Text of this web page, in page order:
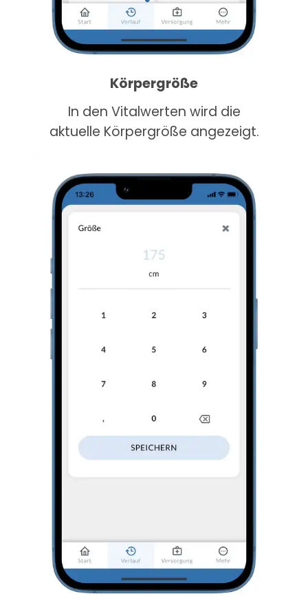
Körpergröße
In den Vitalwerten wird die
aktuelle Körpergröße angezeigt.